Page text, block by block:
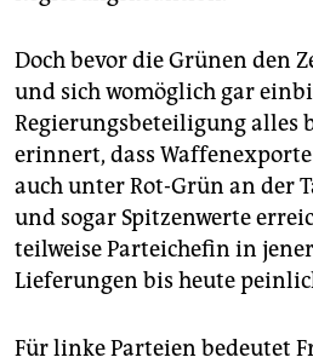
Doch bevor die Grünen den
und sich womöglich gar
Regierungsbeteiligung alles
erinnert, dass
auch unter Rot-Grün an der
und sogar Spitzenwerte
teilweise Parteichefin in
Lieferungen bis heute
Für linke Parteien bedeutet